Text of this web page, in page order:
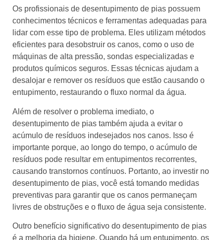
Os profissionais de desentupimento de pias possuem
conhecimentos técnicos e ferramentas adequadas para
lidar com esse tipo de problema. Eles utilizam métodos
eficientes para desobstruir os canos, como o uso de
máquinas de alta pressão, sondas especializadas e
produtos químicos seguros. Essas técnicas ajudam a
desalojar e remover os resíduos que estão causando o
entupimento, restaurando o fluxo normal da água.
Além de resolver o problema imediato, o
desentupimento de pias também ajuda a evitar o
acúmulo de resíduos indesejados nos canos. Isso é
importante porque, ao longo do tempo, o acúmulo de
resíduos pode resultar em entupimentos recorrentes,
causando transtornos contínuos. Portanto, ao investir no
desentupimento de pias, você está tomando medidas
preventivas para garantir que os canos permaneçam
livres de obstruções e o fluxo de água seja consistente.
Outro benefício significativo do desentupimento de pias
é a melhoria da higiene. Quando há um entupimento, os